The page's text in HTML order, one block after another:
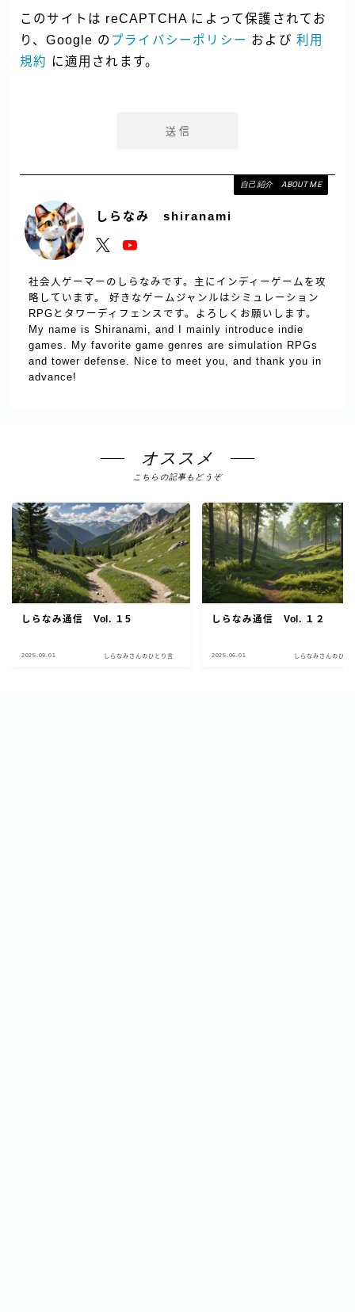
このサイトは reCAPTCHA によって保護されてお
り、Google の プライバシーポリシー および利用
規約 に適用されます。
自己紹介 ABOUT ME
しらなみ shiranami
社会人ゲーマーのしらなみです。主にインディーゲームを攻
略しています。 好きなゲームジャンルはシミュレーション
RPGとタワーディフェンスです。よろしくお願いします。
My name is Shiranami, and I mainly introduce indie
games. My favorite game genres are simulation RPGs
and tower defense. Nice to meet you, and thank you in
advance!
オススメ
こちらの記事もどうぞ
しらなみ通信 Vol. １5
2025.09.01 しらなみさんのひとり言
しらなみ通信 Vol. １２
2025.06.01 しらなみさんのひと